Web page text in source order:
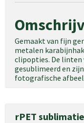
Gemaakt van fijn
metalen
clipopties. De linten
gesublimeerd en
fotografische
rPET